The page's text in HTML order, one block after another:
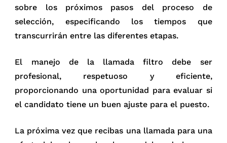
sobre los próximos pasos del proceso de
selección, especificando los tiempos que
transcurrirán entre las diferentes etapas.
El manejo de la llamada filtro debe ser
profesional, respetuoso y eficiente,
proporcionando una oportunidad para evaluar si
el candidato tiene un buen ajuste para el puesto.
La próxima vez que recibas una llamada para una